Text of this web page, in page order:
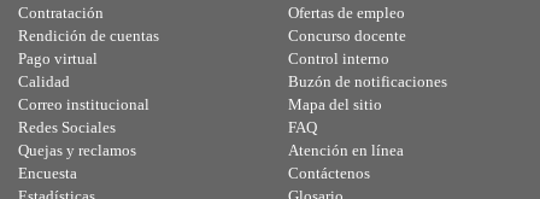
Contratación
Rendición de cuentas
Pago virtual
Calidad
Ofertas de empleo
Concurso docente
Control interno
Buzón de notificaciones
Correo institucional
Redes Sociales
Quejas y reclamos
Encuesta
Mapa del sitio
FAQ
Atención en línea
Contáctenos